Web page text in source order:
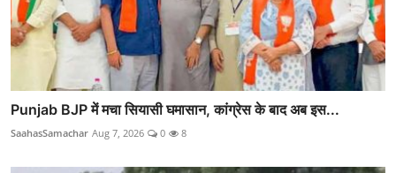
Punjab BJP में मचा सियासी घमासान, कांग्रेस के बाद अब इस...
SaahasSamachar Aug 7, 2026 0 8